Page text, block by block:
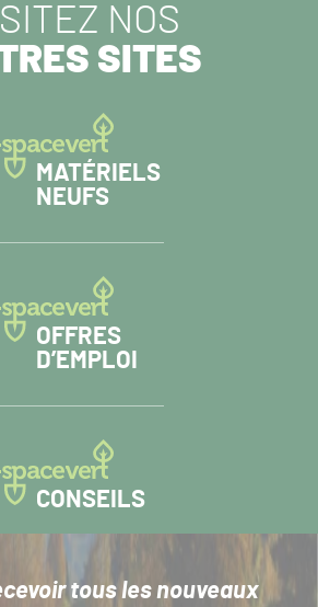
NOS
SITES
MATÉRIELS
NEUFS
OFFRES
D’EMPLOI
CONSEILS
tous les nouveaux